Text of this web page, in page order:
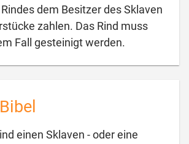
dem Besitzer des Sklaven
zahlen. Das Rind muss
Fall gesteinigt werden.
einen Sklaven - oder eine